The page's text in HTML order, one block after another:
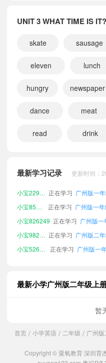
UNIT 3 WHAT TIME IS
skate sausage
eleven lunch
hungry newspaper
dance meat
read drink
最新学习记录 更新时间：
小宝745120
小宝229653 正在学习
小宝858627
正在学习
小宝826249 正在学习 广州版一
小宝982294 正在学习
小宝526854
正在学习
小宝603987
正在学习
广州版一
广州版
小宝322900 正在学习
最新小学广州版二年级上
暂
首页 / 小学英语 / 二年级 / 广州
Copyright © 粟氧教育 深圳育